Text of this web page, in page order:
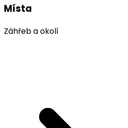
Místa
Záhřeb a okolí